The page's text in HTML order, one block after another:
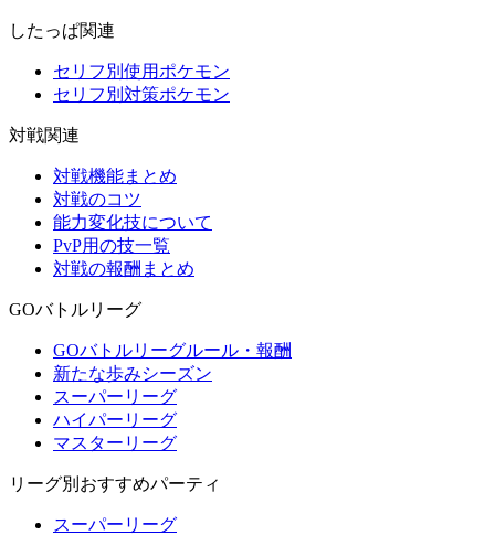
したっぱ関連
セリフ別使用ポケモン
セリフ別対策ポケモン
対戦関連
対戦機能まとめ
対戦のコツ
能力変化技について
PvP用の技一覧
対戦の報酬まとめ
GOバトルリーグ
GOバトルリーグルール・報酬
新たな歩みシーズン
スーパーリーグ
ハイパーリーグ
マスターリーグ
リーグ別おすすめパーティ
スーパーリーグ